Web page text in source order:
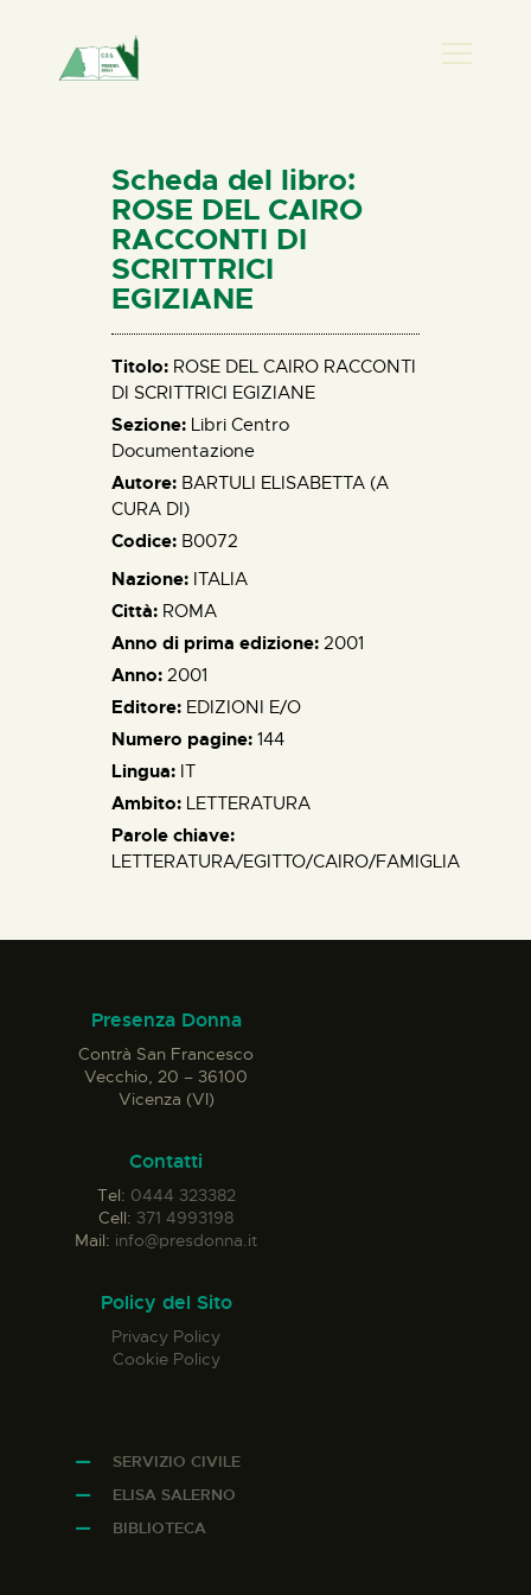
HOME
CHI SIAMO
NEWS
PERCORSI
BIBLIOTECA
ELISA SALERNO
CONTATTI
Scheda del libro:
ROSE DEL CAIRO
RACCONTI DI
SCRITTRICI
EGIZIANE
Titolo: ROSE DEL CAIRO RACCONTI
DI SCRITTRICI EGIZIANE
Sezione: Libri Centro
Documentazione
Autore: BARTULI ELISABETTA (A
CURA DI)
Codice: B0072
Nazione: ITALIA
Città: ROMA
Anno di prima edizione: 2001
Anno: 2001
Editore: EDIZIONI E/O
Numero pagine: 144
Lingua: IT
Ambito: LETTERATURA
Parole chiave:
LETTERATURA/EGITTO/CAIRO/FAMIGLIA
Presenza Donna
Contrà San Francesco
Vecchio, 20 – 36100
Vicenza (VI)
Contatti
Tel: 0444 323382
Cell: 371 4993198
Mail: info@presdonna.it
Policy del Sito
Privacy Policy
Cookie Policy
SERVIZIO CIVILE
ELISA SALERNO
BIBLIOTECA